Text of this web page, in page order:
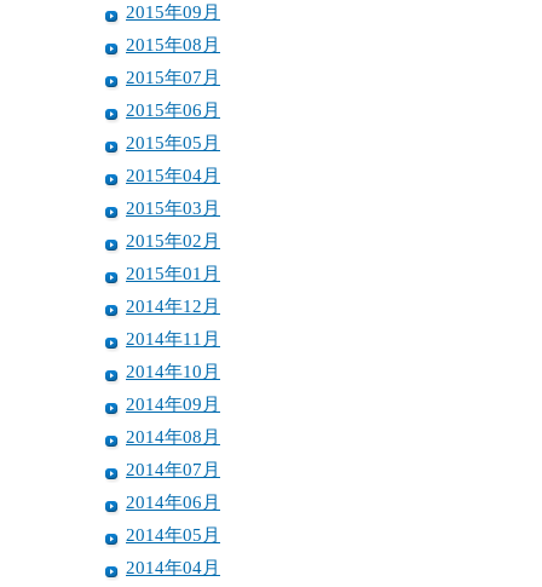
2015年09月
2015年08月
2015年07月
2015年06月
2015年05月
2015年04月
2015年03月
2015年02月
2015年01月
2014年12月
2014年11月
2014年10月
2014年09月
2014年08月
2014年07月
2014年06月
2014年05月
2014年04月